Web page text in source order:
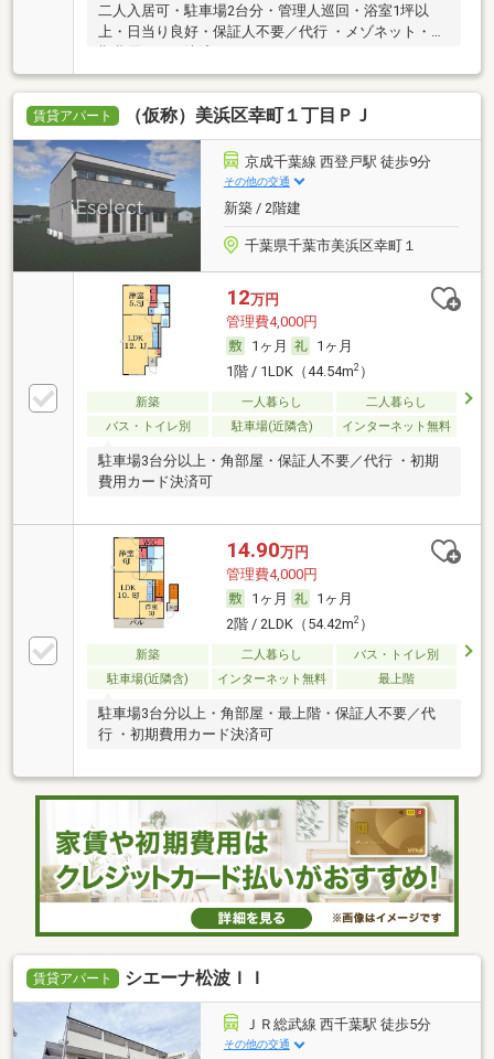
二人入居可・駐車場2台分・管理人巡回・浴室1坪以
上・日当り良好・保証人不要／代行 ・メゾネット・初
期費用カード決済可
賃貸アパート （仮称）美浜区幸町１丁目ＰＪ
京成千葉線 西登戸駅 徒歩9分
その他の交通
新築 / 2階建
千葉県千葉市美浜区幸町１
12万円
管理費4,000円
1ヶ月
1ヶ月
1階 / 1LDK（44.54m2）
新築 一人暮らし
二人暮らし
バス・トイレ別
駐車場(近隣含) インターネット無料
駐車場3台分以上・角部屋・保証人不要／代行 ・初期
費用カード決済可
14.90万円
管理費4,000円
1ヶ月
1ヶ月
2階 / 2LDK（54.42m2）
新築 二人暮らし
バス・トイレ別
駐車場(近隣含)
インターネット無料 最上階
駐車場3台分以上・角部屋・最上階・保証人不要／代
行 ・初期費用カード決済可
賃貸アパート シエーナ松波ＩＩ
ＪＲ総武線 西千葉駅 徒歩5分
その他の交通